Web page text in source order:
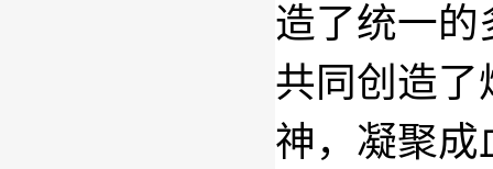
造了统一的
共同创造了
神，凝聚成